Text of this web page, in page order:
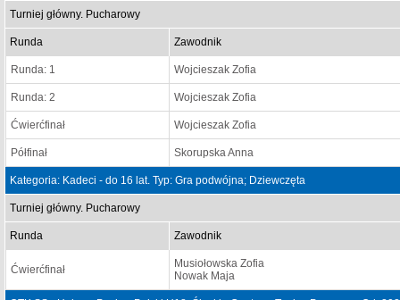
Turniej główny. Pucharowy
Runda Zawodnik
Runda: 1 Wojcieszak Zofia
Runda: 2 Wojcieszak Zofia
Ćwierćfinał Wojcieszak Zofia
Półfinał Skorupska Anna
Kategoria: Kadeci - do 16 lat. Typ: Gra podwójna; Dziewczęta
Turniej główny. Pucharowy
Runda Zawodnik
Ćwierćfinał
Musiołowska Zofia
Nowak Maja